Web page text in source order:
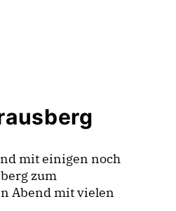
mit einigen noch
zum
Abend mit vielen